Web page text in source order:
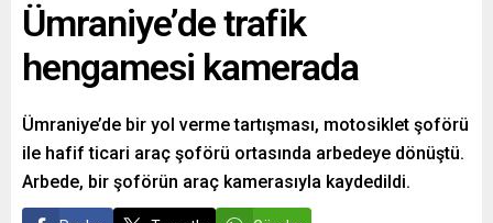
Ümraniye’de trafik
hengamesi kamerada
Ümraniye’de bir yol verme tartışması, motosiklet şoförü
ile hafif ticari araç şoförü ortasında arbedeye dönüştü.
Arbede, bir şoförün araç kamerasıyla kaydedildi.